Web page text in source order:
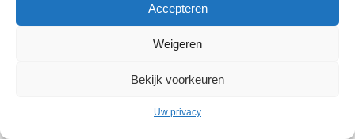
Accepteren
Weigeren
Bekijk voorkeuren
Uw privacy
© 2013 - 2026 De Duurzame Tuin KvK Gouda 29029262 - BTW nr
NL001968744B76 Hosting: